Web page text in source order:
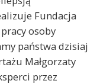
Fundacja
osoby
państwa dzisiaj
Małgorzaty
przez